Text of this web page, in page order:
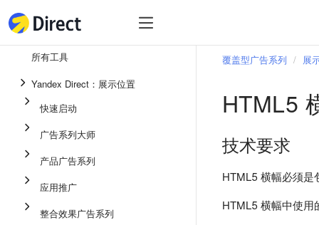
即时通讯应用中的广告
广告系列大师
产品广告系列
所有工具
Yandex Direct：展示位置
快速启动
广告系列大师
产品广告系列
应用推广
整合效果广告系列
覆盖型广告系列 展
HTML5
技术要求
HTML5 横幅必须是
HTML5 横幅中使用